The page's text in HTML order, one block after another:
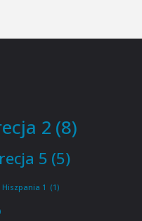
2 (8)
5 (5)
Hiszpania 1 (1)